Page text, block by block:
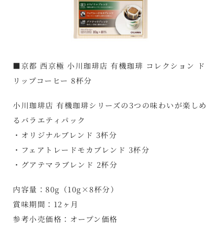
■京都 西京極 小川珈琲店 有機珈琲 コレクション ド
リップコーヒー 8杯分
小川珈琲店 有機珈琲シリーズの3つの味わいが楽しめ
るバラエティパック
・オリジナルブレンド 3杯分
・フェアトレードモカブレンド 3杯分
・グアテマラブレンド 2杯分
内容量：80g（10g×8杯分）
賞味期間：12ヶ月
参考小売価格：オープン価格